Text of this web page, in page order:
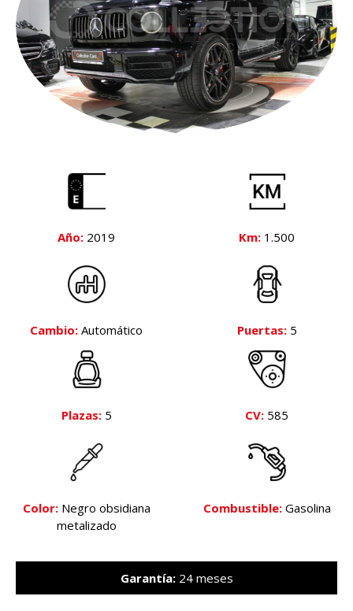
Año: 2019 Km: 1.500
Cambio: Automático Puertas:5
Plazas:5 CV: 585
Color:Negro obsidiana
metalizado
Combustible:Gasolina
Garantía:24 meses